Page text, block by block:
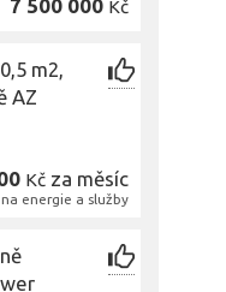
7 500 000 Kč
m2,
AZ
Kč za měsíc
energie a služby